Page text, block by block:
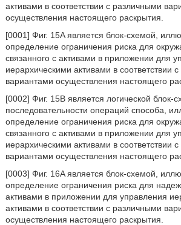
активами в соответствии с различными
осуществления настоящего раскрытия.
[0001] Фиг. 15A является блок-схемой,
определение ограничения риска для
связанного с активами в приложении для
иерархическими активами в соответствии
вариантами осуществления настоящего
[0002] Фиг. 15B является логической блок-
последовательности операций способа,
определение ограничения риска для
связанного с активами в приложении для
иерархическими активами в соответствии
вариантами осуществления настоящего
[0003] Фиг. 16A является блок-схемой,
определение ограничения риска для
активами в приложении для управления
активами в соответствии с различными
осуществления настоящего раскрытия.